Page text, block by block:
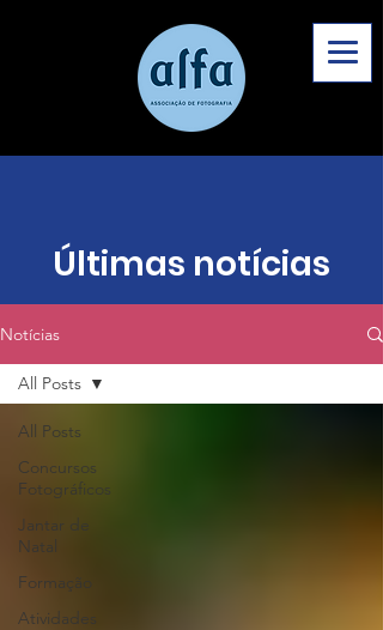
Últimas notícias
Notícias
All Posts
Concursos
Fotográficos
Jantar de
Natal
Formação
Atividades
All Posts